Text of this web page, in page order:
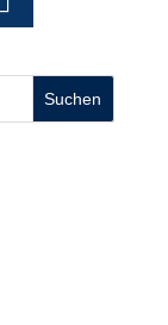
Suchen